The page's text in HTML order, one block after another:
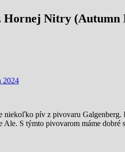
Hornej Nitry (Autumn
2024
niekoľko pív z pivovaru
S týmto pivovarom máme dobré